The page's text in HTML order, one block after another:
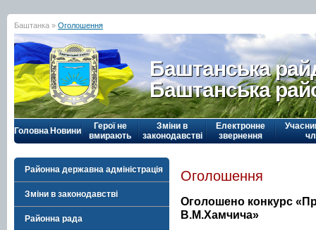
Баштанка » Оголошення
Баштанська
Баштанська
Головна Новини
Герої не
вмирають
Зміни в
законодавстві
Електронне
звернення
Районна державна адміністрація
Зміни в законодавстві
Районна рада
Оголошення
Оголошено конкурс
В.М.Хамчича»